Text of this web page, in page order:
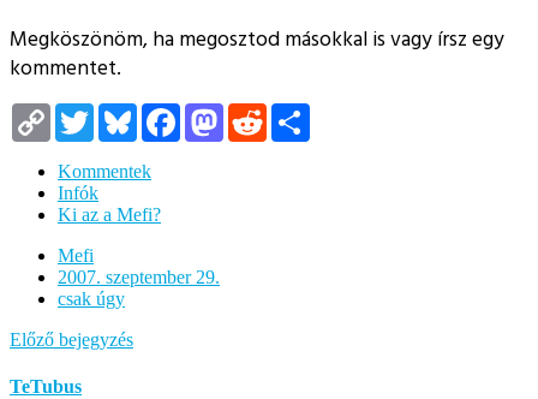
Megköszönöm, ha megosztod másokkal is vagy írsz egy
kommentet.
Copy
Link
TwitterBlueskyFacebookMastodon
Reddit
Kommentek
Infók
Ki az a Mefi?
Mefi
2007. szeptember 29.
csak úgy
Előző bejegyzés
TeTubus